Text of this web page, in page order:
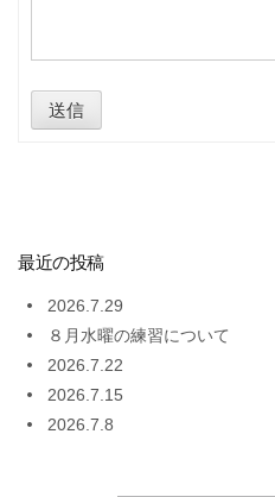
送信
最近の投稿
2026.7.29
８月水曜の練習について
2026.7.22
2026.7.15
2026.7.8